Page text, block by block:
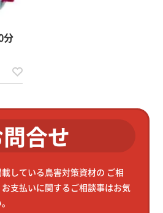
分
合せ
している鳥害対策資材の ご相
支払いに関するご相談事はお気